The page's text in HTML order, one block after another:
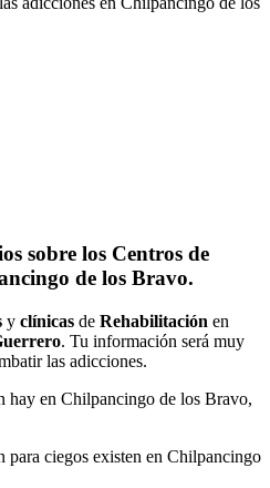
sobre los Centros de
de los Bravo.
y clínicas de Rehabilitación en
. Tu información será muy
las adicciones.
hay en Chilpancingo de los Bravo,
para ciegos existen en Chilpancingo